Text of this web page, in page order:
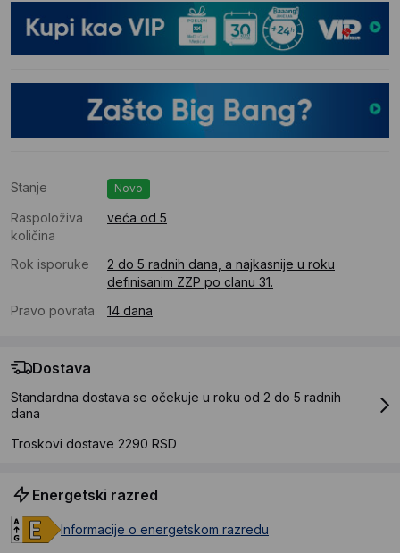
Stanje Novo
Raspoloživa
količina
veća od 5
Rok isporuke
2 do 5 radnih dana, a najkasnije u roku
definisanim ZZP po clanu 31.
Pravo povrata
14 dana
Dostava
Standardna dostava se očekuje u roku od 2 do 5 radnih
dana
Troskovi dostave 2290 RSD
Energetski razred
Informacije o energetskom razredu